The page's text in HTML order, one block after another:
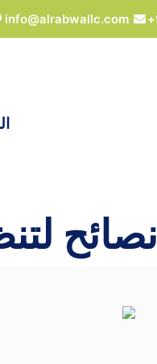
info@alrabwallc.com
نصائح